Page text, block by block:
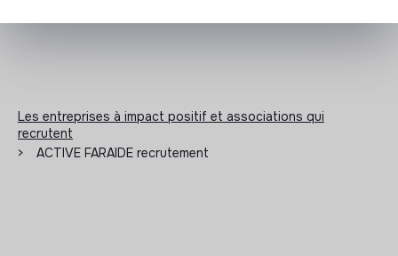
Les entreprises à impact positif et associations qui
recrutent
>
ACTIVE FARAIDE recrutement